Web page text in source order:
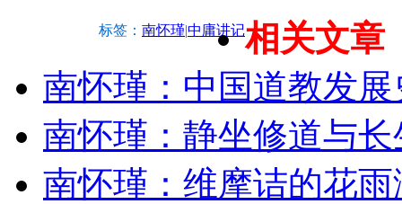
标签： 南怀瑾|中庸讲记相关文章
南怀瑾：中国道教发
南怀瑾：静坐修道与
南怀瑾：维摩诘的花